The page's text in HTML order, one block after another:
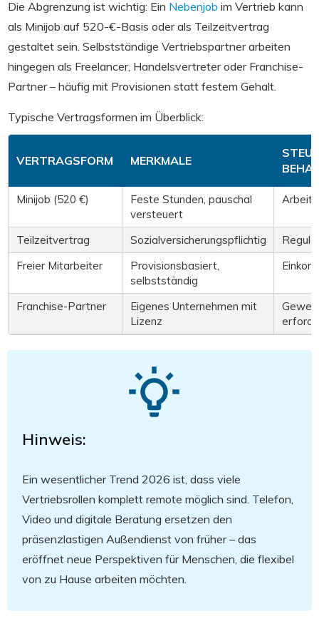
Die Abgrenzung ist wichtig: Ein Nebenjob im Vertrieb kann
als Minijob auf 520-€-Basis oder als Teilzeitvertrag
gestaltet sein. Selbstständige Vertriebspartner arbeiten
hingegen als Freelancer, Handelsvertreter oder Franchise-
Partner – häufig mit Provisionen statt festem Gehalt.
Typische Vertragsformen im Überblick:
VERTRAGSFORM MERKMALE
Minijob (520 €)
Feste Stunden, pauschal
versteuert
Teilzeitvertrag Sozialversicherungspflichtig
Freier Mitarbeiter
Provisionsbasiert,
selbstständig
Franchise-Partner
Eigenes Unternehmen mit
Lizenz
Hinweis:
Ein wesentlicher Trend 2026 ist, dass viele
Vertriebsrollen komplett remote möglich sind. Telefon,
Video und digitale Beratung ersetzen den
präsenzlastigen Außendienst von früher – das
eröffnet neue Perspektiven für Menschen, die flexibel
von zu Hause arbeiten möchten.